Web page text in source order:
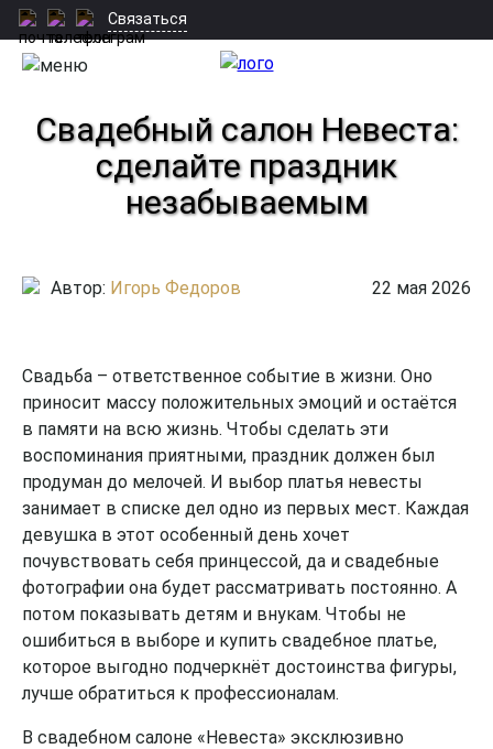
Связаться
Свадебный салон Невеста:
сделайте праздник
незабываемым
Автор: Игорь Федоров 22 мая 2026
Свадьба – ответственное событие в жизни. Оно
приносит массу положительных эмоций и остаётся
в памяти на всю жизнь. Чтобы сделать эти
воспоминания приятными, праздник должен был
продуман до мелочей. И выбор платья невесты
занимает в списке дел одно из первых мест. Каждая
девушка в этот особенный день хочет
почувствовать себя принцессой, да и свадебные
фотографии она будет рассматривать постоянно. А
потом показывать детям и внукам. Чтобы не
ошибиться в выборе и купить свадебное платье,
которое выгодно подчеркнёт достоинства фигуры,
лучше обратиться к профессионалам.
В свадебном салоне «Невеста» эксклюзивно